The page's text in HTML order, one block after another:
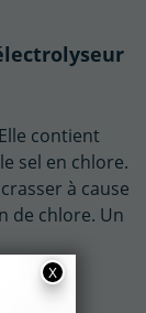
contient
sel en chlore.
à cause
de chlore. Un